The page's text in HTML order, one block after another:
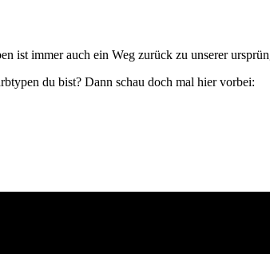
ist immer auch ein Weg zurück zu unserer
du bist? Dann schau doch mal hier vorbei: